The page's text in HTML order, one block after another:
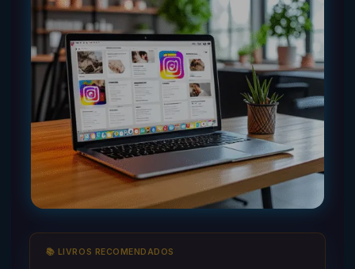
📚 LIVROS RECOMENDADOS